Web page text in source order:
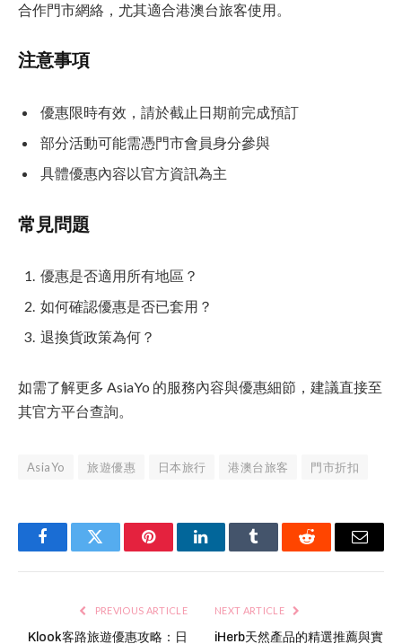
合作門市網絡，尤其適合港澳台旅客使用。
注意事項
優惠限時有效，請於截止日期前完成預訂
部分活動可能需憑門市會員身分參與
具體優惠內容以官方資訊為主
常見問題
優惠是否適用所有地區？
如何確認優惠是否已套用？
退換貨政策為何？
如需了解更多 AsiaYo 的服務內容與優惠細節，建議直接至
其官方平台查詢。
AsiaYo 旅遊優惠 日本旅行 港澳台旅客 門市折扣
FacebookTwitter PinterestLinkedInTumblr Reddit Email
PREVIOUS ARTICLE
Klook客路旅遊優惠攻略：日
NEXT ARTICLE
iHerb天然產品的精選推薦與實